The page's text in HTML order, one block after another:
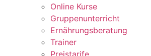
Online Kurse
Gruppenunterricht
Ernährungsberatung
Trainer
Preistarife